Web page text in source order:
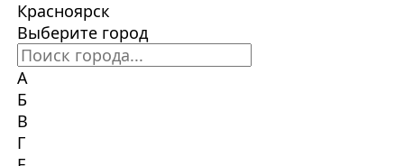
Красноярск
Выберите город
А
Б
В
Г